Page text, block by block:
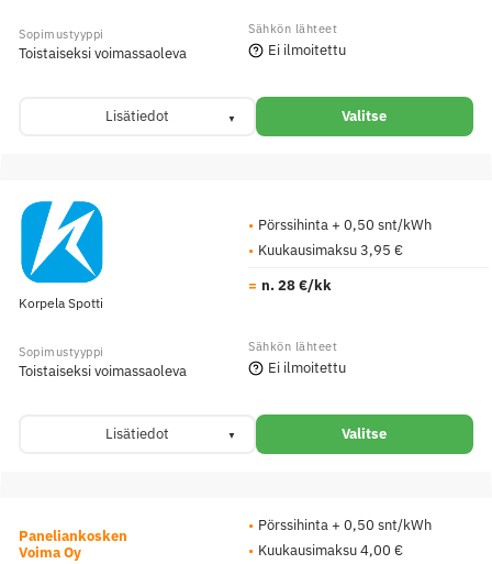
Toistaiseksi voimassaoleva Ei ilmoitettu
Lisätiedot Valitse
Korpela Spotti
Pörssihinta + 0,50 snt/kWh
Kuukausimaksu 3,95 €
n. 28 €/kk
Toistaiseksi voimassaoleva Ei ilmoitettu
Lisätiedot Valitse
Paneliankosken
Voima Oy
Pörssihinta + 0,50 snt/kWh
Kuukausimaksu 4,00 €